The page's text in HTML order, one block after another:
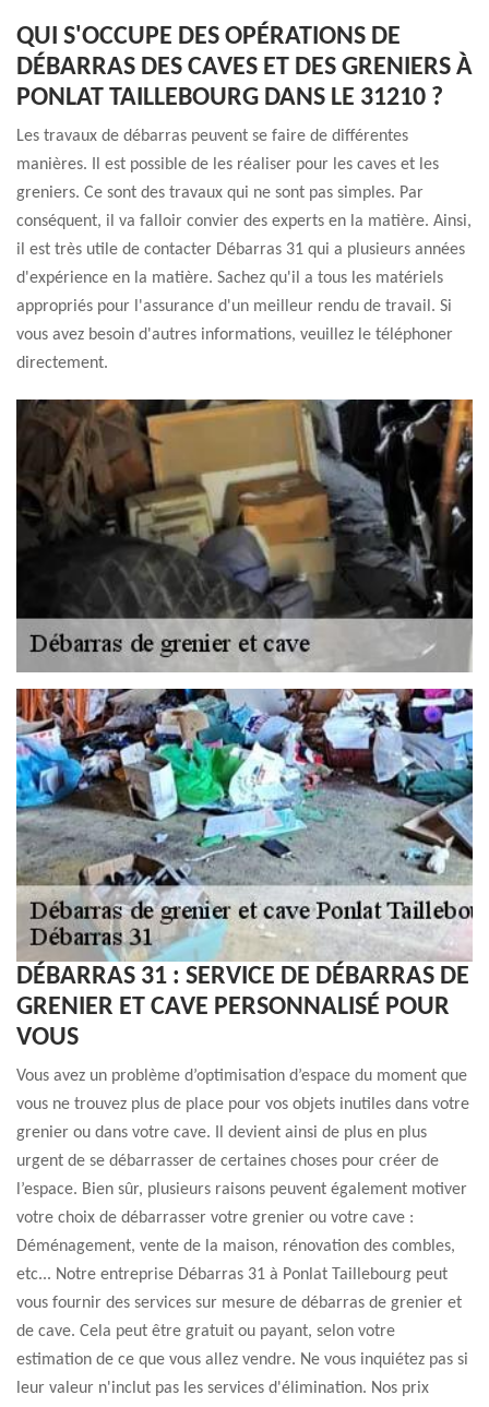
QUI S'OCCUPE DES OPÉRATIONS DE
DÉBARRAS DES CAVES ET DES GRENIERS À
PONLAT TAILLEBOURG DANS LE 31210 ?
Les travaux de débarras peuvent se faire de différentes
manières. Il est possible de les réaliser pour les caves et les
greniers. Ce sont des travaux qui ne sont pas simples. Par
conséquent, il va falloir convier des experts en la matière. Ainsi,
il est très utile de contacter Débarras 31 qui a plusieurs années
d'expérience en la matière. Sachez qu'il a tous les matériels
appropriés pour l'assurance d'un meilleur rendu de travail. Si
vous avez besoin d'autres informations, veuillez le téléphoner
directement.
DÉBARRAS 31 : SERVICE DE DÉBARRAS DE
GRENIER ET CAVE PERSONNALISÉ POUR
VOUS
Vous avez un problème d’optimisation d’espace du moment que
vous ne trouvez plus de place pour vos objets inutiles dans votre
grenier ou dans votre cave. Il devient ainsi de plus en plus
urgent de se débarrasser de certaines choses pour créer de
l’espace. Bien sûr, plusieurs raisons peuvent également motiver
votre choix de débarrasser votre grenier ou votre cave :
Déménagement, vente de la maison, rénovation des combles,
etc... Notre entreprise Débarras 31 à Ponlat Taillebourg peut
vous fournir des services sur mesure de débarras de grenier et
de cave. Cela peut être gratuit ou payant, selon votre
estimation de ce que vous allez vendre. Ne vous inquiétez pas si
leur valeur n'inclut pas les services d'élimination. Nos prix